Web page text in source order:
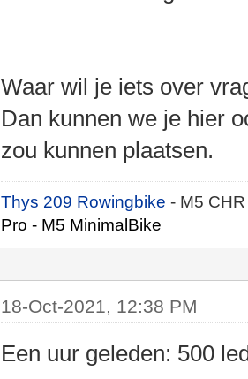
Waar wil je iets over
Dan kunnen we je hier
zou kunnen plaatsen.
Thys 209 Rowingbike- M5
Pro - M5 MinimalBike
18-Oct-2021, 12:38 PM
Een uur geleden: 500